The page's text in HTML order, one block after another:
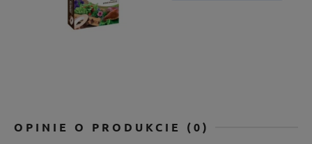
OPINIE O PRODUKCIE (0)